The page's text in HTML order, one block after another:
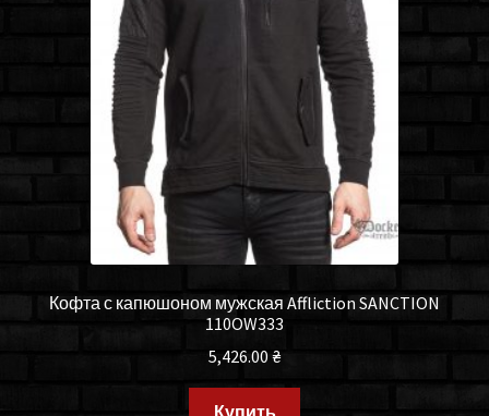
Кофта с капюшоном мужская Affliction SANCTION
110OW333
5,426.00₴